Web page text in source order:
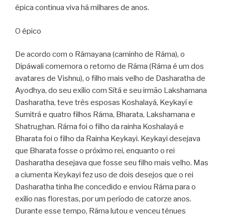
épica continua viva há milhares de anos.
O épico
De acordo com o Rámayana (caminho de Ráma), o
Dipáwali comemora o retorno de Ráma (Ráma é um dos
avatares de Vishnu), o filho mais velho de Dasharatha de
Ayodhya, do seu exílio com Sítá e seu irmão Lakshamana
Dasharatha, teve três esposas Koshalayá, Keykayí e
Sumitrá e quatro filhos Ráma, Bharata, Lakshamana e
Shatrughan. Ráma foi o filho da rainha Koshalayá e
Bharata foi o filho da Rainha Keykayi. Keykayi desejava
que Bharata fosse o próximo rei, enquanto o rei
Dasharatha desejava que fosse seu filho mais velho. Mas
a ciumenta Keykayi fez uso de dois desejos que o rei
Dasharatha tinha lhe concedido e enviou Ráma para o
exílio nas florestas, por um período de catorze anos.
Durante esse tempo, Ráma lutou e venceu tênues